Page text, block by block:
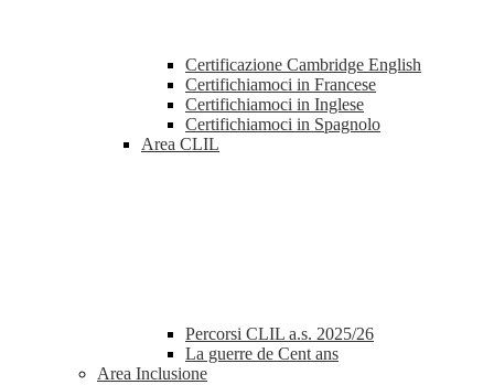
Certificazione Cambridge English
Certifichiamoci in Francese
Certifichiamoci in Inglese
Certifichiamoci in Spagnolo
Area CLIL
Percorsi CLIL a.s. 2025/26
La guerre de Cent ans
Area Inclusione